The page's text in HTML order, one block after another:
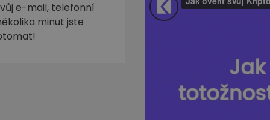
e-mail, telefonní
minut jste